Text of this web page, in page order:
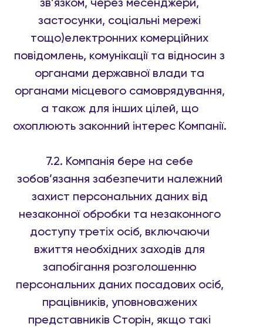
зв’язком, через месенджери,
застосунки, соціальні мережі
тощо)електронних комерційних
повідомлень, комунікації та відносин з
органами державної влади та
органами місцевого самоврядування,
а також для інших цілей, що
охоплюють законний інтерес Компанії.
7.2. Компанія бере на себе
зобов’язання забезпечити належний
захист персональних даних від
незаконної обробки та незаконного
доступу третіх осіб, включаючи
вжиття необхідних заходів для
запобігання розголошенню
персональних даних посадових осіб,
працівників, уповноважених
представників Сторін, якщо такі